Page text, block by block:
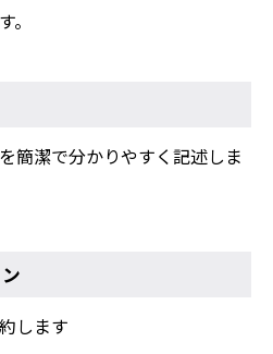
簡潔で分かりやすく記述しま
します